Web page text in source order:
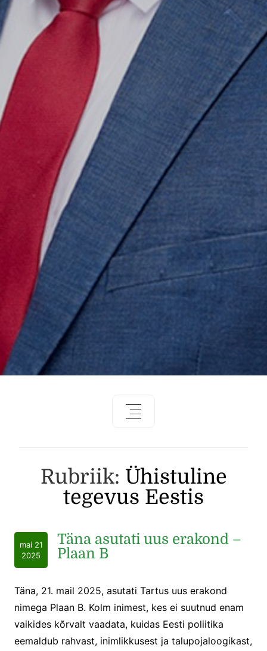
Rubriik: Ühistuline
tegevus Eestis
mai 21
2025
Täna asutati uus erakond –
Plaan B
Täna, 21. mail 2025, asutati Tartus uus erakond
nimega Plaan B. Kolm inimest, kes ei suutnud enam
vaikides kõrvalt vaadata, kuidas Eesti poliitika
eemaldub rahvast, inimlikkusest ja talupojaloogikast,